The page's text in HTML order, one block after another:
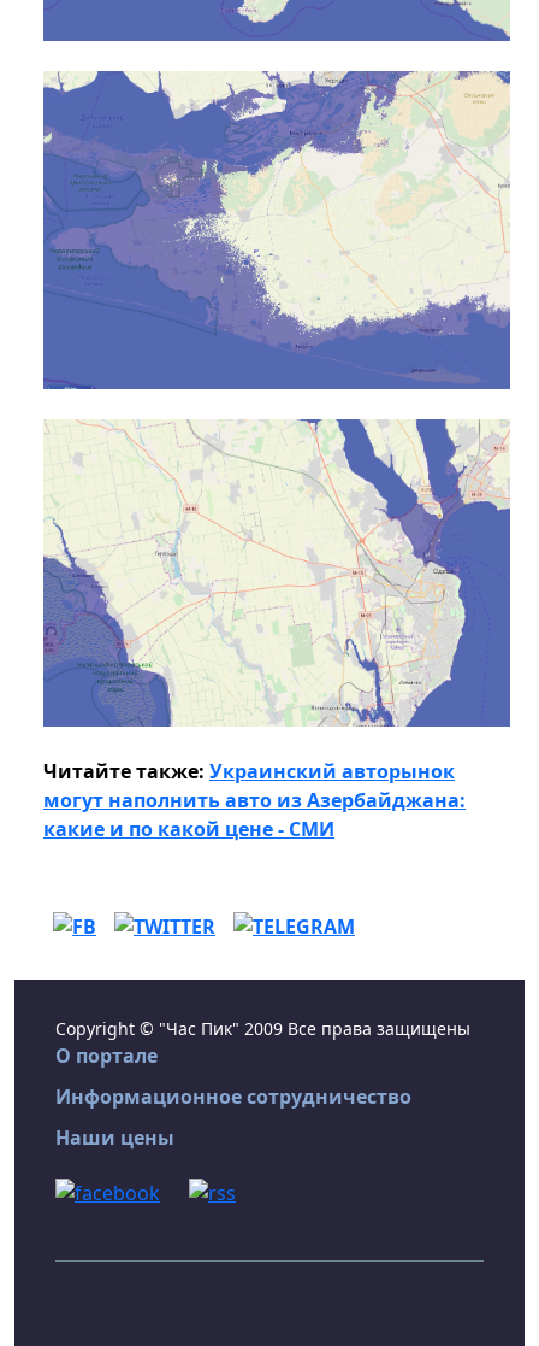
Читайте также: Украинский авторынок
могут наполнить авто из Азербайджана:
какие и по какой цене - СМИ
Copyright © "Час Пик" 2009 Все права защищены
О портале
Информационное сотрудничество
Наши цены